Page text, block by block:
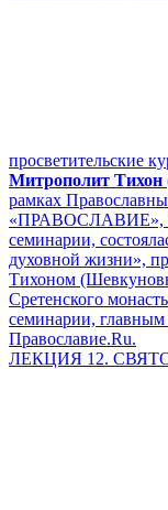
просветительские
Митрополит
рамках
«ПРАВОСЛАВИЕ»,
семинарии,
духовной жизни»,
Тихоном
Сретенского
семинарии, главным
Православие.Ru.
ЛЕКЦИЯ 12.